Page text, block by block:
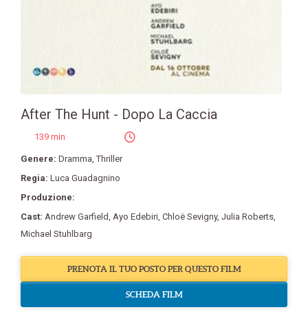
After The Hunt - Dopo La Caccia
139 min
Genere: Dramma,Thriller
Regia: Luca Guadagnino
Produzione:
Cast: Andrew Garfield, Ayo Edebiri, Chloë Sevigny, Julia Roberts,
Michael Stuhlbarg
PRENOTA IL TUO POSTO PER QUESTO FILM
SCHEDA FILM